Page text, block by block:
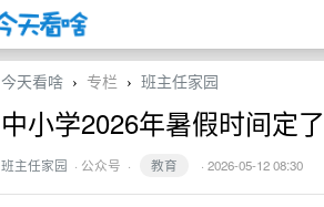
今天看啥 › 专栏 › 班主任家园
中小学2026年暑假时间定了
班主任家园 · 公众号 · 教育 · 2026-05-12 08:30